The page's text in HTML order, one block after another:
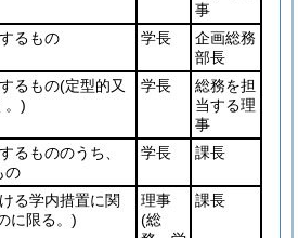
事
るもの
学長
企画総務
部長
るもの(定型的又
。)
学長
総務を担
当する理
事
もののうち、
の
学長 課長
る学内措置に関
に限る。)
理事
(総
課長